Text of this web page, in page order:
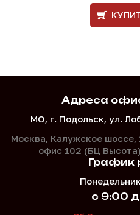
Адреса
МО, г. Подольск, ул.
Москва, Калужское шоссе,
офис 102 (БЦ
График
с 9:00